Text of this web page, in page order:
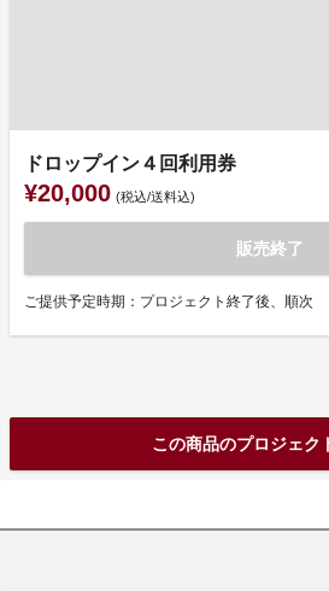
ドロップイン４回利用券
¥20,000 (税込/送料込)
販売終了
ご提供予定時期：プロジェクト終了後、順次
この商品のプロジェク